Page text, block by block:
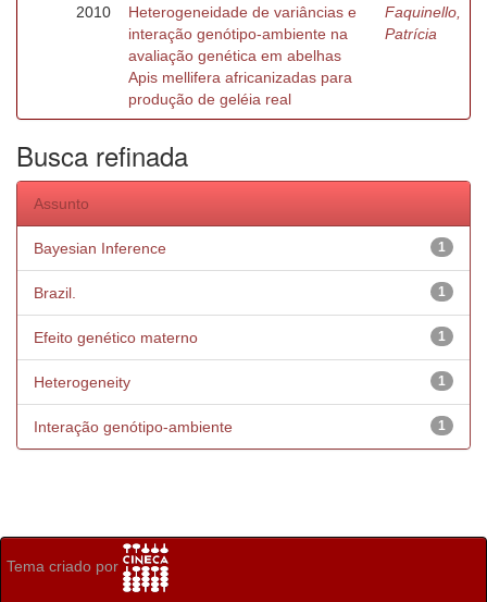
2010
Heterogeneidade de variâncias e
interação genótipo-ambiente na
avaliação genética em abelhas
Apis mellifera africanizadas para
produção de geléia real
Faquinello,
Patrícia
Busca refinada
Assunto
1
Bayesian Inference
1
Brazil.
1
Efeito genético materno
1
Heterogeneity
1
Interação genótipo-ambiente
Tema criado por